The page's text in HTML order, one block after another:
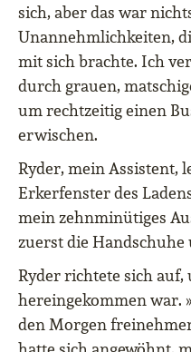
sich, aber das war
Unannehmlichkeiten,
mit sich brachte. Ich
durch grauen,
um rechtzeitig einen
erwischen.
Ryder, mein Assistent,
Erkerfenster des
mein zehnminütiges
zuerst die Handschuhe
Ryder richtete sich auf,
hereingekommen war.
den Morgen